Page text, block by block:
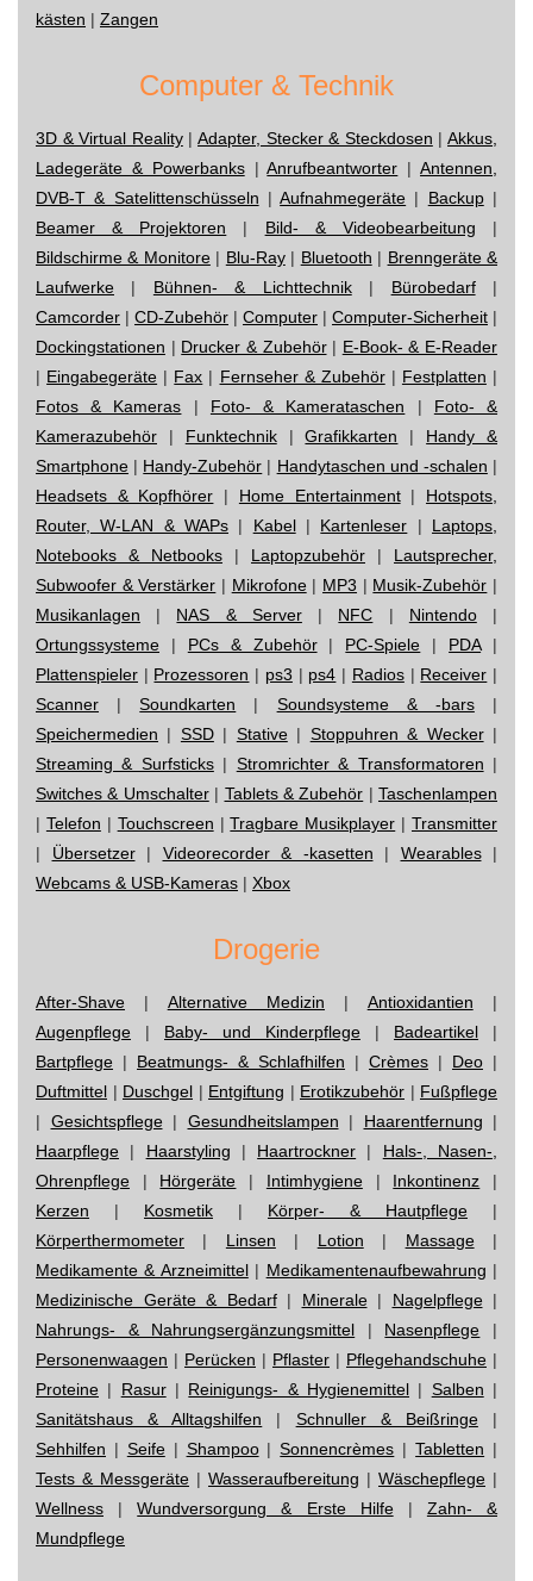
kästen | Zangen
Computer & Technik
3D & Virtual Reality|Adapter, Stecker & Steckdosen |Akkus,
Ladegeräte & Powerbanks|Anrufbeantworter |Antennen,
DVB-T & Satelittenschüsseln |Aufnahmegeräte | Backup|
Beamer & Projektoren | Bild- & Videobearbeitung |
Bildschirme & Monitore| Blu-Ray| Bluetooth | Brenngeräte &
Laufwerke | Bühnen- & Lichttechnik| Bürobedarf|
Camcorder | CD-Zubehör | Computer | Computer-Sicherheit |
Dockingstationen | Drucker & Zubehör| E-Book- & E-Reader
| Eingabegeräte | Fax | Fernseher & Zubehör| Festplatten |
Fotos & Kameras | Foto- & Kamerataschen | Foto- &
Kamerazubehör | Funktechnik|Grafikkarten | Handy &
Smartphone | Handy-Zubehör | Handytaschen und -schalen |
Headsets & Kopfhörer | Home Entertainment| Hotspots,
Router, W-LAN & WAPs | Kabel| Kartenleser | Laptops,
Notebooks & Netbooks | Laptopzubehör | Lautsprecher,
Subwoofer & Verstärker | Mikrofone| MP3 | Musik-Zubehör |
Musikanlagen | NAS & Server| NFC | Nintendo|
Ortungssysteme | PCs & Zubehör| PC-Spiele | PDA|
Plattenspieler | Prozessoren | ps3 | ps4 | Radios| Receiver |
Scanner |Soundkarten | Soundsysteme & -bars|
Speichermedien | SSD| Stative| Stoppuhren & Wecker|
Streaming & Surfsticks| Stromrichter & Transformatoren |
Switches & Umschalter| Tablets & Zubehör | Taschenlampen
| Telefon | Touchscreen |Tragbare Musikplayer | Transmitter
| Übersetzer| Videorecorder & -kasetten | Wearables|
Webcams & USB-Kameras | Xbox
Drogerie
After-Shave | Alternative Medizin | Antioxidantien |
Augenpflege | Baby- und Kinderpflege | Badeartikel |
Bartpflege | Beatmungs- & Schlafhilfen | Crèmes | Deo |
Duftmittel | Duschgel | Entgiftung | Erotikzubehör | Fußpflege
| Gesichtspflege| Gesundheitslampen | Haarentfernung |
Haarpflege | Haarstyling | Haartrockner | Hals-, Nasen-,
Ohrenpflege | Hörgeräte | Intimhygiene| Inkontinenz |
Kerzen | Kosmetik | Körper- & Hautpflege |
Körperthermometer | Linsen | Lotion | Massage|
Medikamente & Arzneimittel| Medikamentenaufbewahrung |
Medizinische Geräte & Bedarf| Minerale| Nagelpflege|
Nahrungs- & Nahrungsergänzungsmittel | Nasenpflege |
Personenwaagen | Perücken | Pflaster | Pflegehandschuhe |
Proteine | Rasur| Reinigungs- & Hygienemittel | Salben |
Sanitätshaus & Alltagshilfen | Schnuller & Beißringe|
Sehhilfen | Seife| Shampoo|Sonnencrèmes |Tabletten |
Tests & Messgeräte | Wasseraufbereitung | Wäschepflege |
Wellness |Wundversorgung & Erste Hilfe| Zahn- &
Mundpflege